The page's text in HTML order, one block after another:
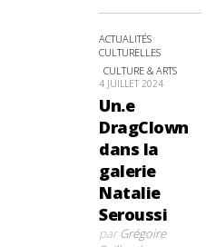
ACTUALITÉS
CULTURELLES
CULTURE & ARTS
4 JUILLET 2024
Un.e
DragClown
dans la
galerie
Natalie
Seroussi
parGrégoire